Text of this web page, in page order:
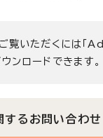
覧いただくには
ンロードできます。
する お問い合わせ